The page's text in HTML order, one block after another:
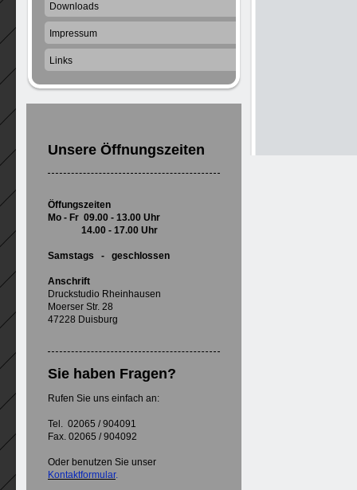
Downloads
Impressum
Links
Unsere Öffnungszeiten
Öffungszeiten
Mo - Fr 09.00 - 13.00 Uhr
14.00 - 17.00 Uhr
Samstags - geschlossen
Anschrift
Druckstudio Rheinhausen
Moerser Str. 28
47228 Duisburg
Sie haben Fragen?
Rufen Sie uns einfach an:
Tel. 02065 / 904091
Fax. 02065 / 904092
Oder benutzen Sie unser
Kontaktformular.